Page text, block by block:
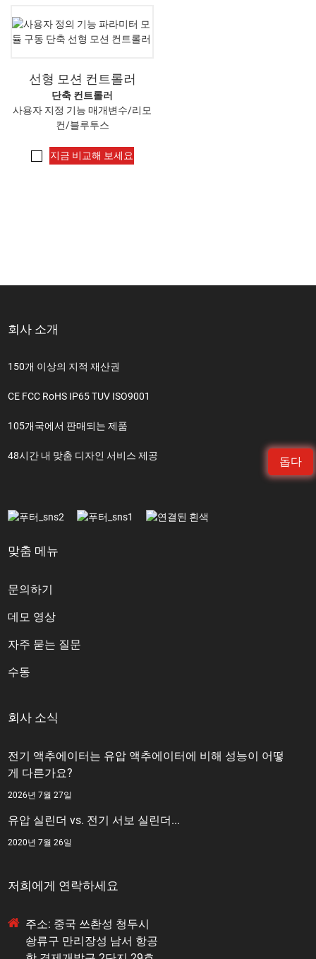
돕다
선형 모션 컨트롤러
단축 컨트롤러
사용자 지정 기능 매개변수/리모
컨/블루투스
지금 비교해 보세요
회사 소개
150개 이상의 지적 재산권
CE FCC RoHS IP65 TUV ISO9001
105개국에서 판매되는 제품
48시간 내 맞춤 디자인 서비스 제공
맞춤 메뉴
문의하기
데모 영상
자주 묻는 질문
수동
회사 소식
전기 액추에이터는 유압 액추에이터에 비해 성능이 어떻
게 다른가요?
2026년 7월 27일
유압 실린더 vs. 전기 서보 실린더...
2020년 7월 26일
저희에게 연락하세요
주소: 중국 쓰촨성 청두시
솽류구 만리장성 남서 항공